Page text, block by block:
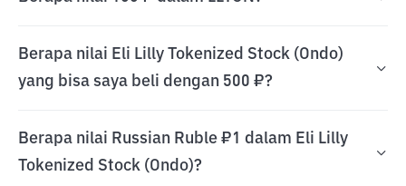
Berapa nilai Eli Lilly Tokenized Stock (Ondo)
yang bisa saya beli dengan 500 ₽?
Berapa nilai Russian Ruble ₽1 dalam Eli Lilly
Tokenized Stock (Ondo)?